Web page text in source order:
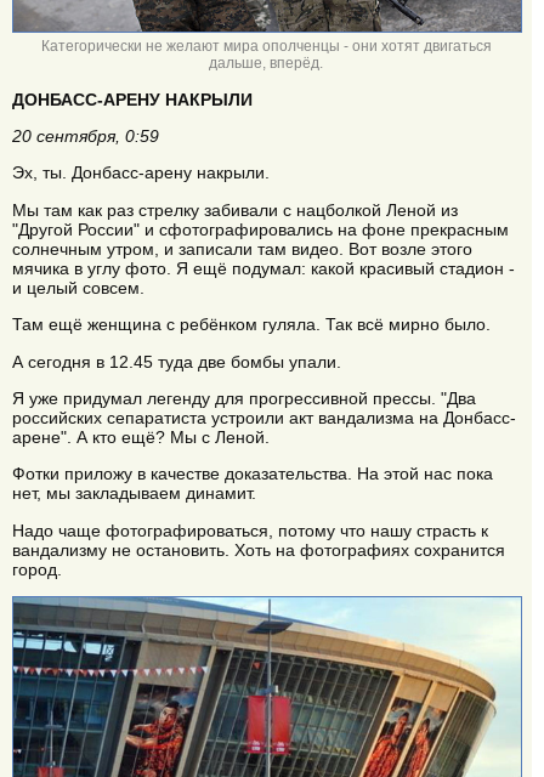
Категорически не желают мира ополченцы - они хотят двигаться
дальше, вперёд.
ДОНБАСС-АРЕНУ НАКРЫЛИ
20 сентября, 0:59
Эх, ты. Донбасс-арену накрыли.
Мы там как раз стрелку забивали с нацболкой Леной из
"Другой России" и сфотографировались на фоне прекрасным
солнечным утром, и записали там видео. Вот возле этого
мячика в углу фото. Я ещё подумал: какой красивый стадион -
и целый совсем.
Там ещё женщина с ребёнком гуляла. Так всё мирно было.
А сегодня в 12.45 туда две бомбы упали.
Я уже придумал легенду для прогрессивной прессы. "Два
российских сепаратиста устроили акт вандализма на Донбасс-
арене". А кто ещё? Мы с Леной.
Фотки приложу в качестве доказательства. На этой нас пока
нет, мы закладываем динамит.
Надо чаще фотографироваться, потому что нашу страсть к
вандализму не остановить. Хоть на фотографиях сохранится
город.